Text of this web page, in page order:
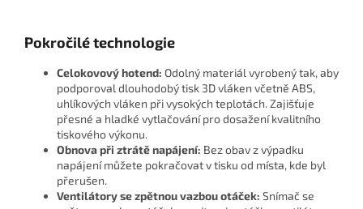
Pokročilé technologie
Celokovový hotend: Odolný materiál vyrobený tak, aby
podporoval dlouhodobý tisk 3D vláken včetně ABS,
uhlíkových vláken při vysokých teplotách. Zajišťuje
přesné a hladké vytlačování pro dosažení kvalitního
tiskového výkonu.
Obnova při ztrátě napájení: Bez obav z výpadku
napájení můžete pokračovat v tisku od místa, kde byl
přerušen.
Ventilátory se zpětnou vazbou otáček: Snímač se